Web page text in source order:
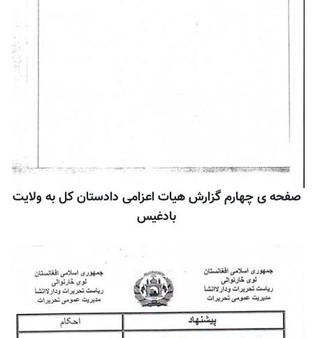
صفحه ی چهارم گزارش هيات اعزامی دادستان کل به ولايت
بادغيس